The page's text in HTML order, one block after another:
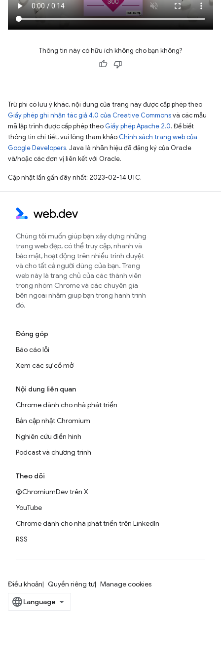
Thông tin này có hữu ích không cho bạn không?
Trừ phi có lưu ý khác, nội dung của trang này được cấp phép theo
Giấy phép ghi nhận tác giả 4.0 của Creative Commonsvà các mẫu
mã lập trình được cấp phép theo Giấy phép Apache 2.0. Để biết
thông tin chi tiết, vui lòng tham khảo Chính sách trang web của
Google Developers. Java là nhãn hiệu đã đăng ký của Oracle
và/hoặc các đơn vị liên kết với Oracle.
Cập nhật lần gần đây nhất: 2023-02-14 UTC.
Chúng tôi muốn giúp bạn xây dựng những
trang web đẹp, có thể truy cập, nhanh và
bảo mật, hoạt động trên nhiều trình duyệt
và cho tất cả người dùng của bạn. Trang
web này là trang chủ của các thành viên
trong nhóm Chrome và các chuyên gia
bên ngoài nhằm giúp bạn trong hành trình
đó.
Đóng góp
Báo cáo lỗi
Xem các sự cố mở
Nội dung liên quan
Chrome dành cho nhà phát triển
Bản cập nhật Chromium
Nghiên cứu điển hình
Podcast và chương trình
Theo dõi
@ChromiumDev trên X
YouTube
Chrome dành cho nhà phát triển trên LinkedIn
RSS
Điều khoản Quyền riêng tư Manage cookies